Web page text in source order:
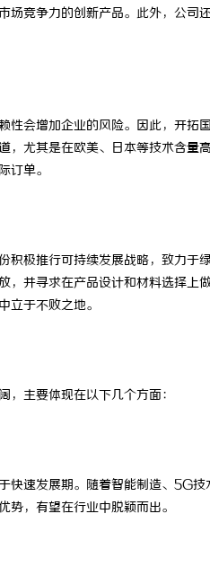
场竞争力的创新产品。此外，公
性会增加企业的风险。因此，开
，尤其是在欧美、日本等技术含
订单。
积极推行可持续发展战略，致力
，并寻求在产品设计和材料选择
立于不败之地。
，主要体现在以下几个方面：
快速发展期。随着智能制造、5G
势，有望在行业中脱颖而出。